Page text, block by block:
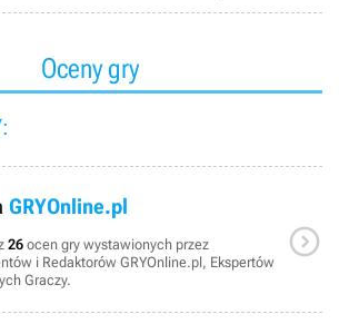
Oceny gry
GRYOnline.pl
26 ocen gry wystawionych przez
i Redaktorów GRYOnline.pl, Ekspertów
Graczy.
